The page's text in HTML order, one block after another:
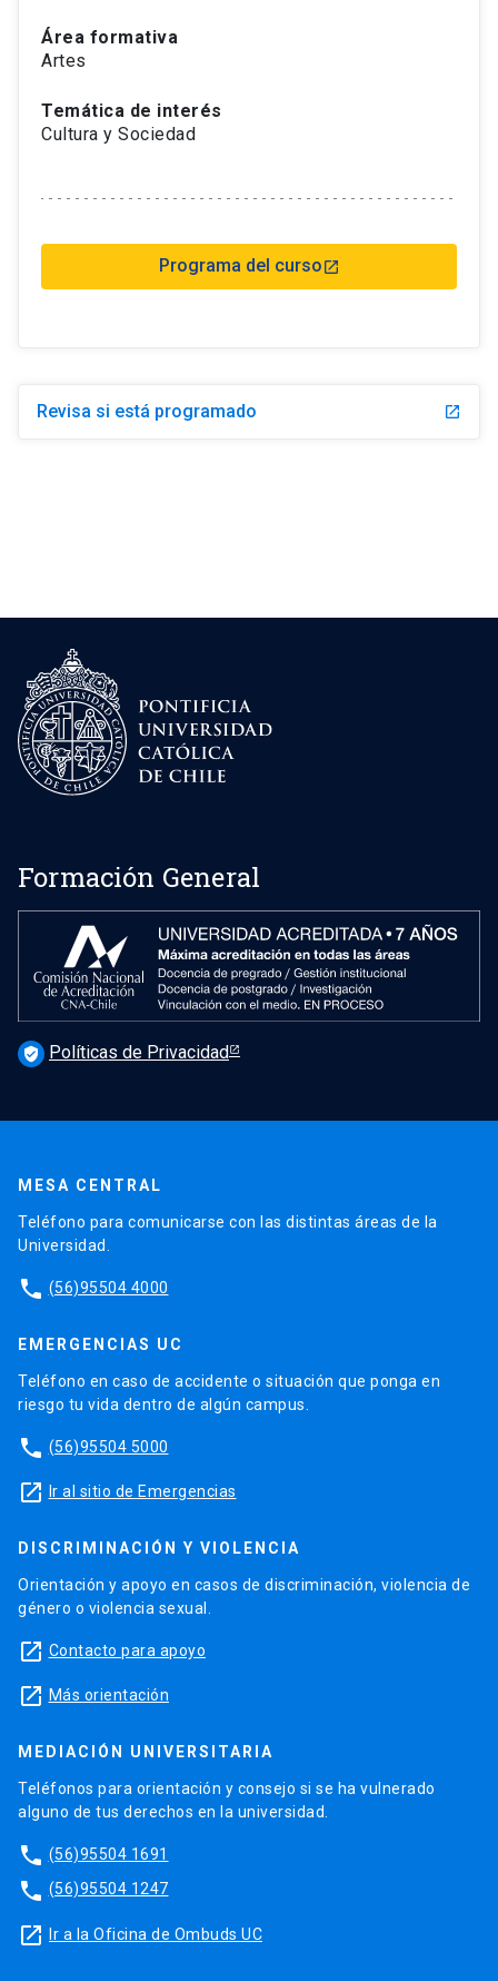
Área formativa
Artes
Temática de interés
Cultura y Sociedad
Programa del cursolaunch
Revisa si está programado launch
Formación General
verified_user Políticas de Privacidad
MESA CENTRAL
Teléfono para comunicarse con las distintas áreas de la
Universidad.
phone (56)95504 4000
EMERGENCIAS UC
Teléfono en caso de accidente o situación que ponga en
riesgo tu vida dentro de algún campus.
phone (56)95504 5000
launch Ir al sitio de Emergencias
DISCRIMINACIÓN Y VIOLENCIA
Orientación y apoyo en casos de discriminación, violencia de
género o violencia sexual.
launch Contacto para apoyo
launch Más orientación
MEDIACIÓN UNIVERSITARIA
Teléfonos para orientación y consejo si se ha vulnerado
alguno de tus derechos en la universidad.
phone (56)95504 1691
phone (56)95504 1247
launch Ir a la Oficina de Ombuds UC